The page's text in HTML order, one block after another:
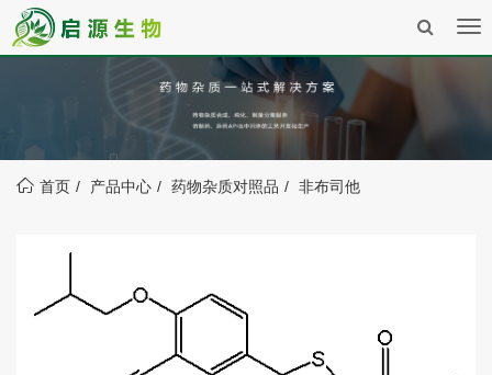
首页 产品中心 药物杂质对照品 非布司他